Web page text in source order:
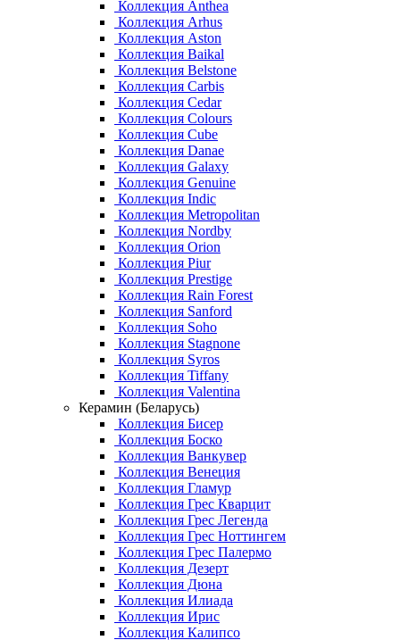
Коллекция Anthea
Коллекция Arhus
Коллекция Aston
Коллекция Baikal
Коллекция Belstone
Коллекция Carbis
Коллекция Cedar
Коллекция Colours
Коллекция Cube
Коллекция Danae
Коллекция Galaxy
Коллекция Genuine
Коллекция Indic
Коллекция Metropolitan
Коллекция Nordby
Коллекция Orion
Коллекция Piur
Коллекция Prestige
Коллекция Rain Forest
Коллекция Sanford
Коллекция Soho
Коллекция Stagnone
Коллекция Syros
Коллекция Tiffany
Коллекция Valentina
Керамин (Беларусь)
Коллекция Бисер
Коллекция Боско
Коллекция Ванкувер
Коллекция Венеция
Коллекция Гламур
Коллекция Грес Кварцит
Коллекция Грес Легенда
Коллекция Грес Ноттингем
Коллекция Грес Палермо
Коллекция Дезерт
Коллекция Дюна
Коллекция Илиада
Коллекция Ирис
Коллекция Калипсо